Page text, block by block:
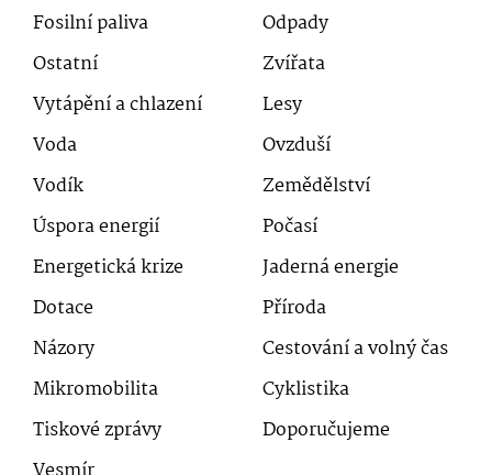
Fosilní paliva
Odpady
Ostatní
Zvířata
Vytápění a chlazení
Lesy
Voda
Ovzduší
Vodík
Zemědělství
Úspora energií
Počasí
Energetická krize
Jaderná energie
Dotace
Příroda
Názory
Cestování a volný čas
Mikromobilita
Cyklistika
Tiskové zprávy
Doporučujeme